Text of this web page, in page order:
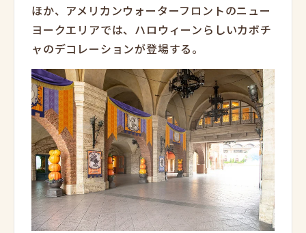
ほか、アメリカンウォーターフロントのニュー
ヨークエリアでは、ハロウィーンらしいカボチ
ャのデコレーションが登場する。